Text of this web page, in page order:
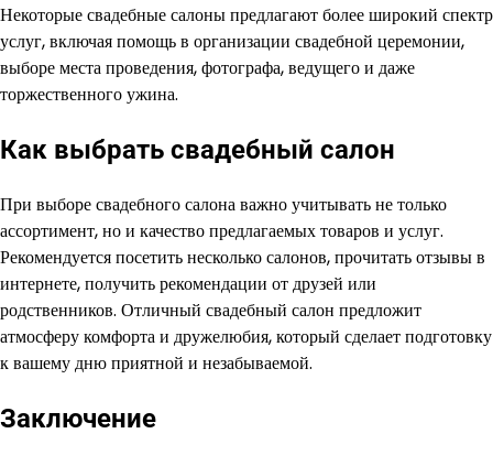
Некоторые свадебные салоны предлагают более широкий спектр
услуг, включая помощь в организации свадебной церемонии,
выборе места проведения, фотографа, ведущего и даже
торжественного ужина.
Как выбрать свадебный салон
При выборе свадебного салона важно учитывать не только
ассортимент, но и качество предлагаемых товаров и услуг.
Рекомендуется посетить несколько салонов, прочитать отзывы в
интернете, получить рекомендации от друзей или
родственников. Отличный свадебный салон предложит
атмосферу комфорта и дружелюбия, который сделает подготовку
к вашему дню приятной и незабываемой.
Заключение